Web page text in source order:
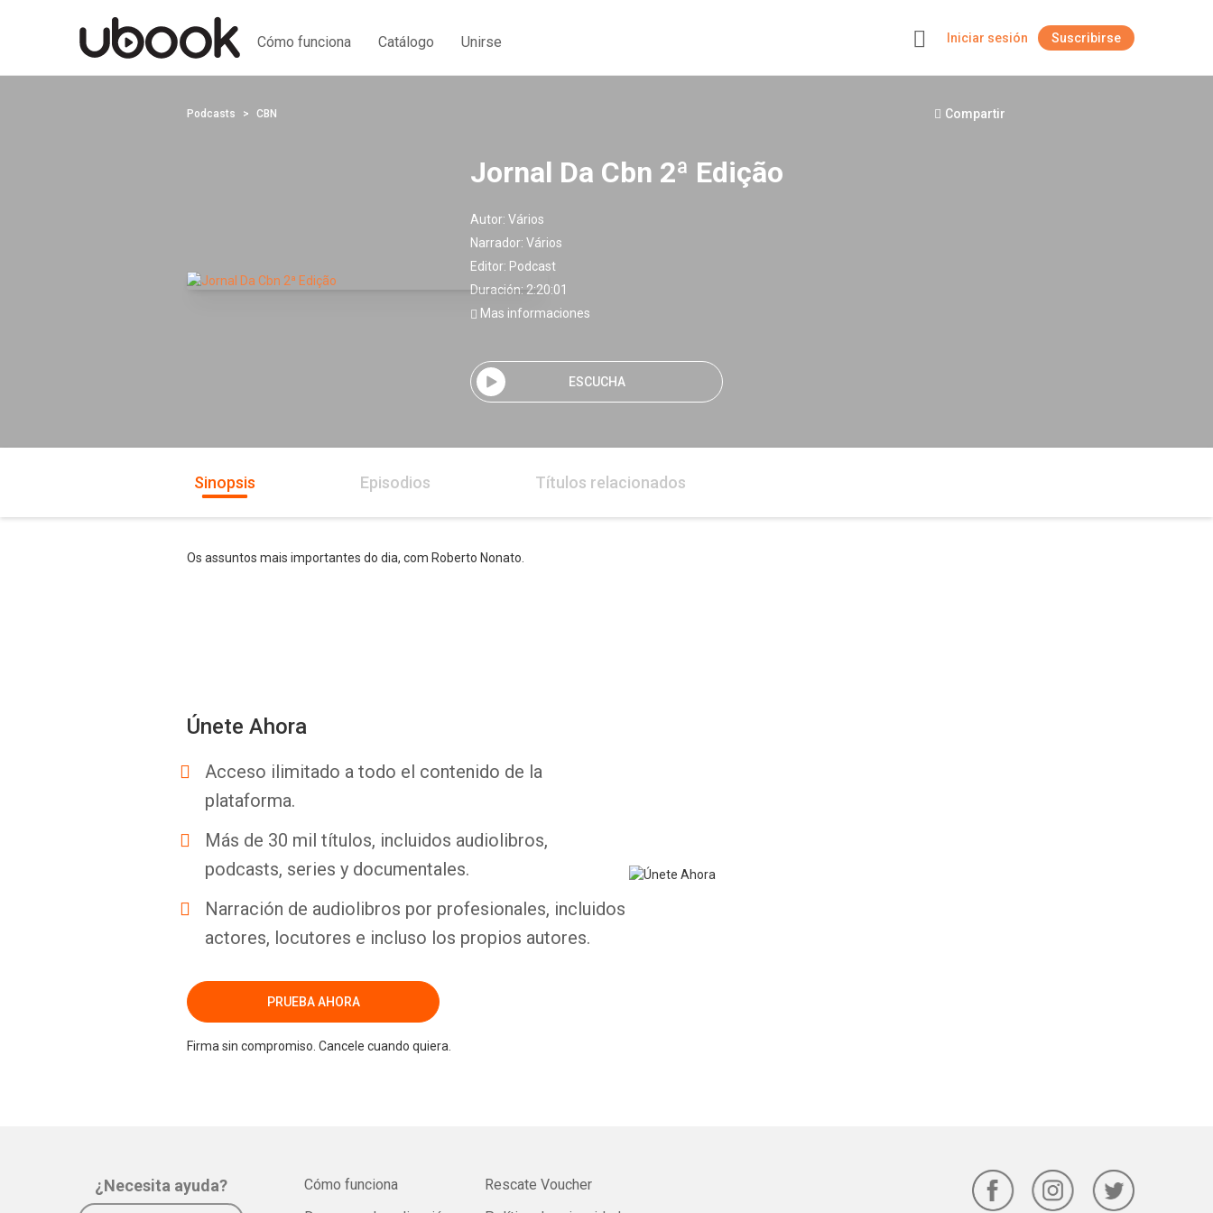
Cómo funciona Catálogo Unirse Iniciar sesión Suscribirse
Podcasts CBN Compartir
Jornal Da Cbn 2ª Edição
Autor: Vários
Narrador: Vários
Editor: Podcast
Duración: 2:20:01
Mas informaciones
ESCUCHA
Sinopsis Episodios Títulos relacionados
Os assuntos mais importantes do dia, com Roberto Nonato.
Únete Ahora
Acceso ilimitado a todo el contenido de la
plataforma.
Más de 30 mil títulos, incluidos audiolibros,
podcasts, series y documentales.
Narración de audiolibros por profesionales, incluidos
actores, locutores e incluso los propios autores.
PRUEBA AHORA
Firma sin compromiso. Cancele cuando quiera.
¿Necesita ayuda?
Cómo funciona
Rescate Voucher
Facebook